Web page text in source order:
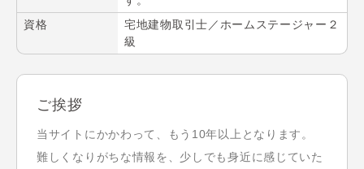
資格
宅地建物取引士／ホームステージャー２
級
ご挨拶
当サイトにかかわって、もう10年以上となります。
難しくなりがちな情報を、少しでも身近に感じていた